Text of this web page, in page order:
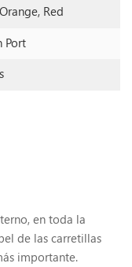
Red
Port
en toda la
de las carretillas
importante.